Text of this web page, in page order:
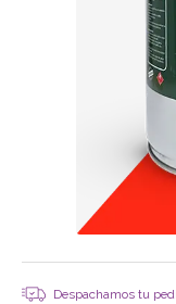
Despachamos tu